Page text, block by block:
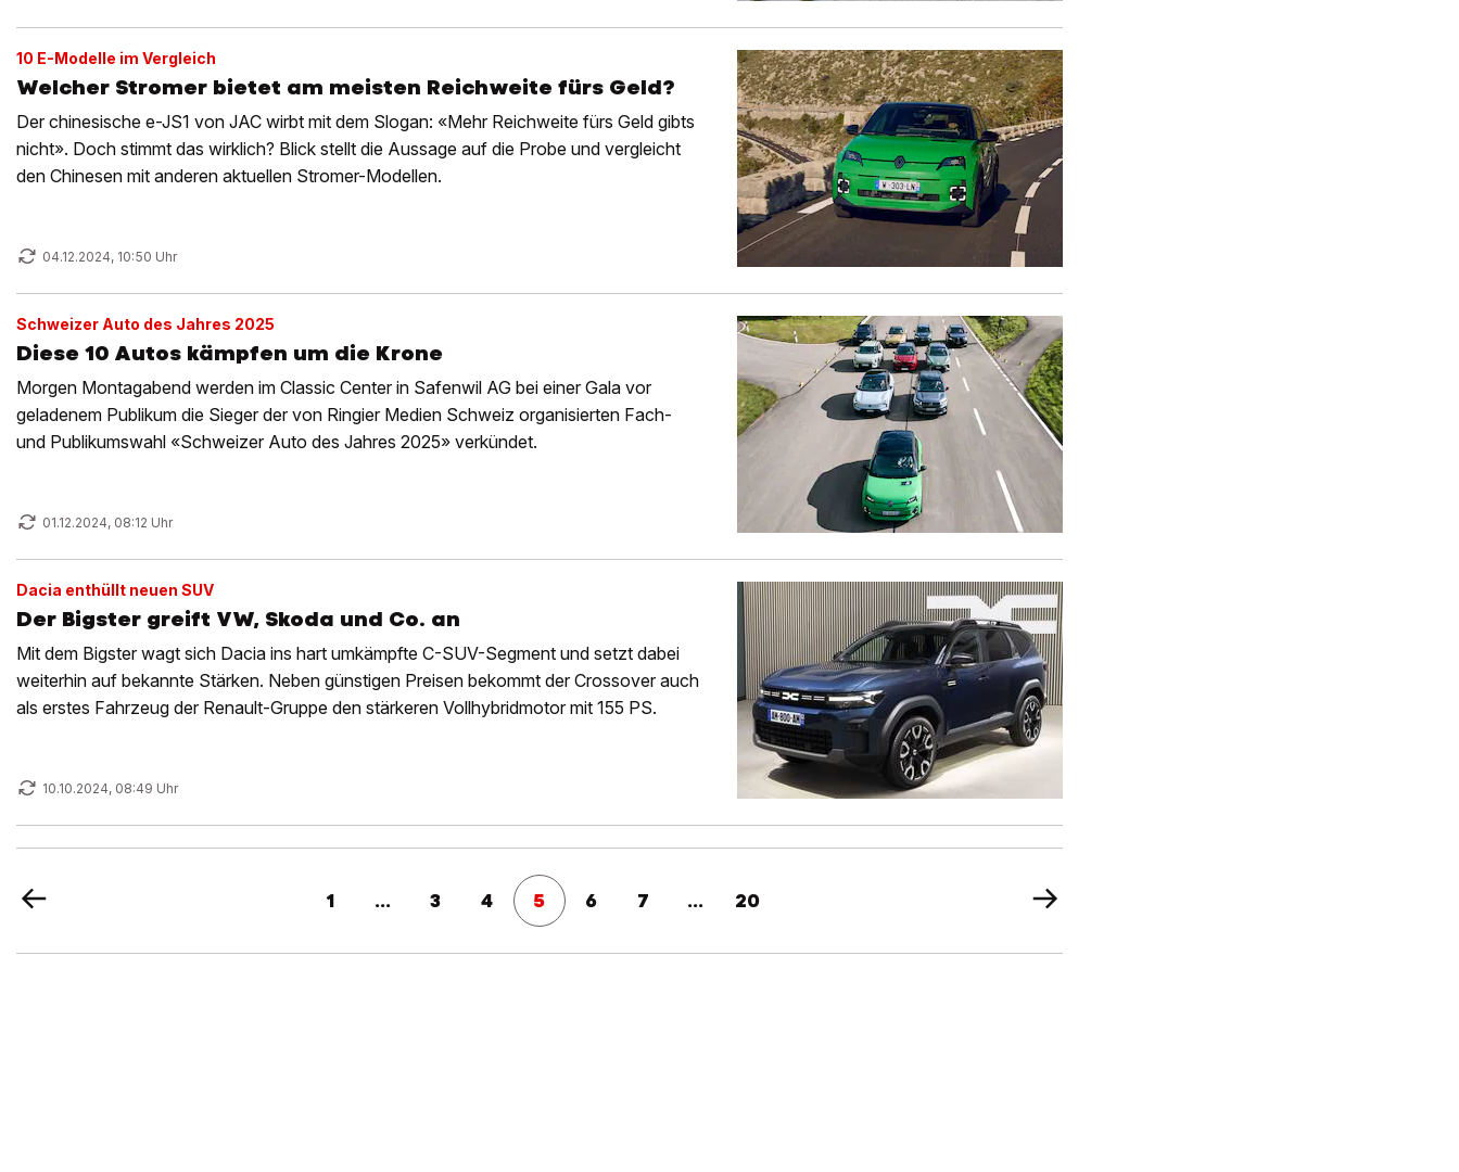
10 E-Modelle im Vergleich
Welcher Stromer bietet am meisten Reichweite fürs Geld?
Der chinesische e-JS1 von JAC wirbt mit dem Slogan: «Mehr Reichweite fürs Geld gibts
nicht». Doch stimmt das wirklich? Blick stellt die Aussage auf die Probe und vergleicht
den Chinesen mit anderen aktuellen Stromer-Modellen.
04.12.2024, 10:50 Uhr
Schweizer Auto des Jahres 2025
Diese 10 Autos kämpfen um die Krone
Morgen Montagabend werden im Classic Center in Safenwil AG bei einer Gala vor
geladenem Publikum die Sieger der von Ringier Medien Schweiz organisierten Fach-
und Publikumswahl «Schweizer Auto des Jahres 2025» verkündet.
01.12.2024, 08:12 Uhr
Dacia enthüllt neuen SUV
Der Bigster greift VW, Skoda und Co. an
Mit dem Bigster wagt sich Dacia ins hart umkämpfte C-SUV-Segment und setzt dabei
weiterhin auf bekannte Stärken. Neben günstigen Preisen bekommt der Crossover auch
als erstes Fahrzeug der Renault-Gruppe den stärkeren Vollhybridmotor mit 155 PS.
10.10.2024, 08:49 Uhr
1 ... 3 4 5 6 7 ... 20